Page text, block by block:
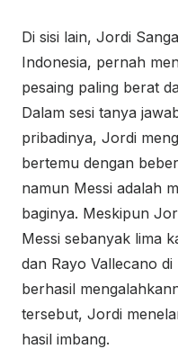
Di sisi lain, Jordi
Indonesia, pernah
pesaing paling berat
Dalam sesi tanya
pribadinya, Jordi
bertemu dengan
namun Messi adalah
baginya. Meskipun
Messi sebanyak lima
dan Rayo Vallecano
berhasil
tersebut, Jordi
hasil imbang.